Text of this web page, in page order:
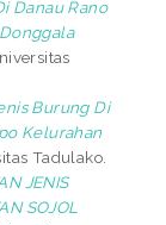
Danau Rano
Burung Di
Kelurahan
Tadulako.
JENIS
SOJOL